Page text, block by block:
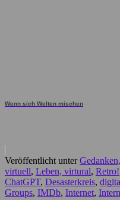
Wenn sich Welten mischen
Veröffentlicht unter
virtuell, Leben, virtural, Retro!
ChatGPT, Desasterkreis,
Groups, IMDb, Internet,